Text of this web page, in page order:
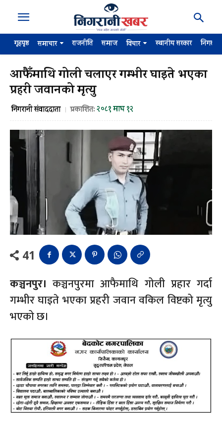
गृहपृष्ठ समाचार राजनीति समाज विचार स्थानीय सरकार
आफैँमाथि गोली चलाएर गम्भीर घाइते भएका
प्रहरी जवानको मृत्यु
निगरानी संवाददाता प्रकाशित:२०८१ माघ १२
41
कञ्चनपुर। कञ्चनपुरमा आफैमाथि गोली प्रहार गर्दा
गम्भीर घाइते भएका प्रहरी जवान वकिल विष्टको मृत्यु
भएको छ।